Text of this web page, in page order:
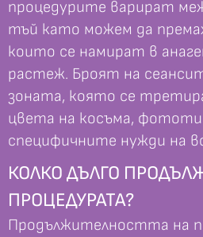
процедурите варират
тъй като можем да
които се намират в
растеж. Броят на
зоната, която се
цвета на косъма,
специфичните нужди на
КОЛКО ДЪЛГО
ПРОЦЕДУРАТА?
Продължителността на